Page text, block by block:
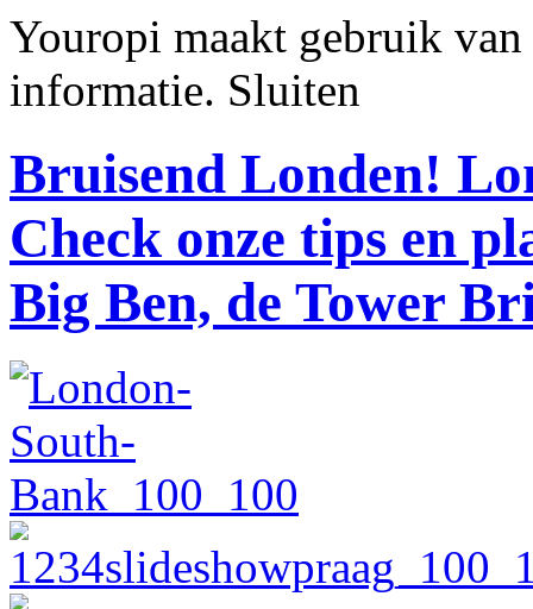
Youropi maakt gebruik
informatie. Sluiten
Bruisend Londen!
Check onze tips en
Big Ben, de Tower